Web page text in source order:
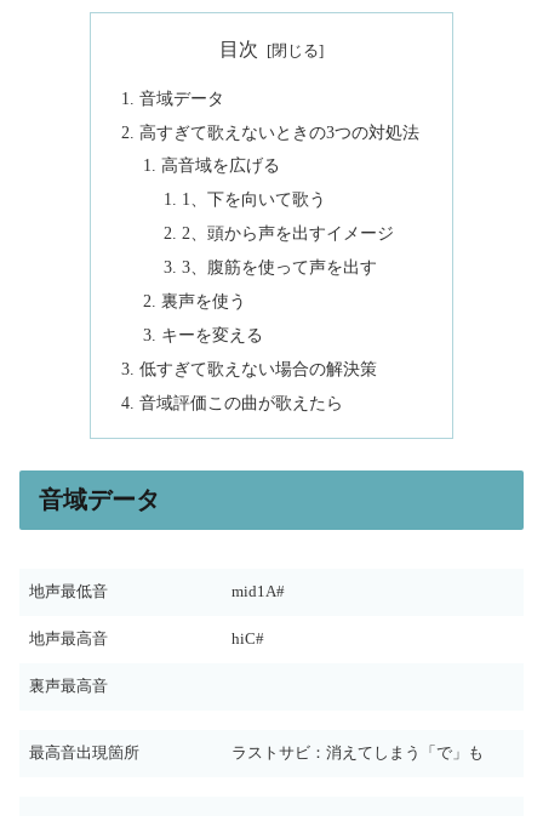
目次
音域データ
高すぎて歌えないときの3つの対処法
高音域を広げる
1、下を向いて歌う
2、頭から声を出すイメージ
3、腹筋を使って声を出す
裏声を使う
キーを変える
低すぎて歌えない場合の解決策
音域評価この曲が歌えたら
音域データ
地声最低音 mid1A#
地声最高音 hiC#
裏声最高音
最高音出現箇所 ラストサビ：消えてしまう「で」も